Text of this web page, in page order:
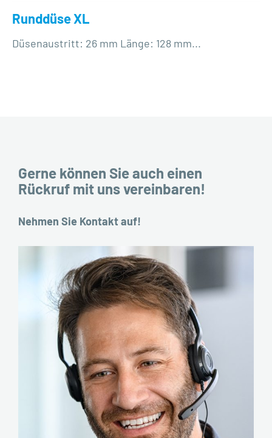
Runddüse XL
Düsenaustritt: 26 mm Länge: 128 mm...
Gerne können Sie auch einen
Rückruf mit uns vereinbaren!
Nehmen Sie Kontakt auf!